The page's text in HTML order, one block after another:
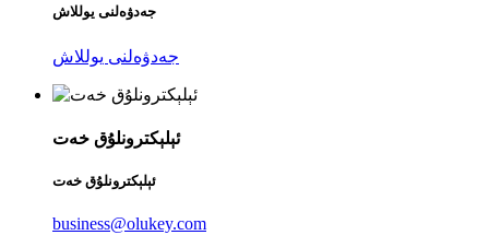
جەدۋەلنى يوللاش
جەدۋەلنى يوللاش
ئېلېكترونلۇق خەت
ئېلېكترونلۇق خەت
business@olukey.com